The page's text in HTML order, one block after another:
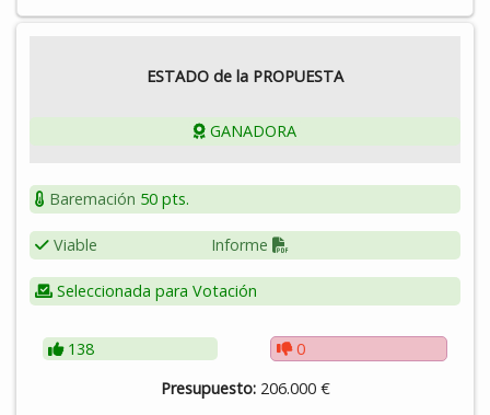
ESTADO de la PROPUESTA
GANADORA
Baremación 50 pts.
Viable Informe
Seleccionada para Votación
138
0
Presupuesto: 206.000 €